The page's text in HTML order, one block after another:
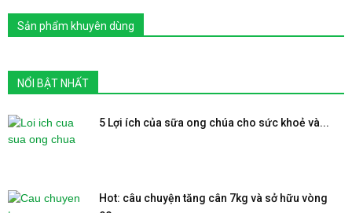
Sản phẩm khuyên dùng
NỔI BẬT NHẤT
5 Lợi ích của sữa ong chúa cho sức khoẻ và...
Hot: câu chuyện tăng cân 7kg và sở hữu vòng